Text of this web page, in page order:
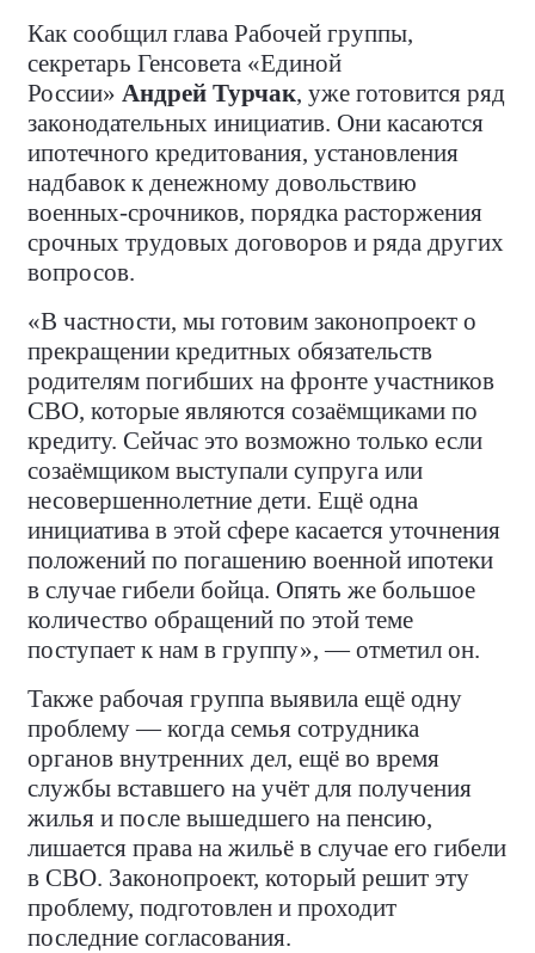
Как сообщил глава Рабочей группы,
секретарь Генсовета «Единой
России» Андрей Турчак, уже готовится ряд
законодательных инициатив. Они касаются
ипотечного кредитования, установления
надбавок к денежному довольствию
военных-срочников, порядка расторжения
срочных трудовых договоров и ряда других
вопросов.
«В частности, мы готовим законопроект о
прекращении кредитных обязательств
родителям погибших на фронте участников
СВО, которые являются созаёмщиками по
кредиту. Сейчас это возможно только если
созаёмщиком выступали супруга или
несовершеннолетние дети. Ещё одна
инициатива в этой сфере касается уточнения
положений по погашению военной ипотеки
в случае гибели бойца. Опять же большое
количество обращений по этой теме
поступает к нам в группу», — отметил он.
Также рабочая группа выявила ещё одну
проблему — когда семья сотрудника
органов внутренних дел, ещё во время
службы вставшего на учёт для получения
жилья и после вышедшего на пенсию,
лишается права на жильё в случае его гибели
в СВО. Законопроект, который решит эту
проблему, подготовлен и проходит
последние согласования.